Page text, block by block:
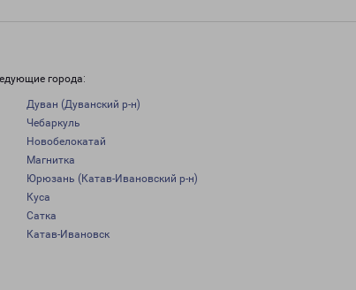
города:
Дуван (Дуванский р-н)
Чебаркуль
Новобелокатай
Магнитка
Юрюзань (Катав-Ивановский р-н)
Куса
Сатка
Катав-Ивановск